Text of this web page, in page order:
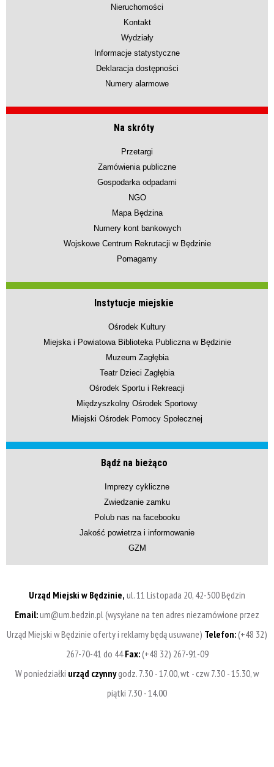
Nieruchomości
Kontakt
Wydziały
Informacje statystyczne
Deklaracja dostępności
Numery alarmowe
Na skróty
Przetargi
Zamówienia publiczne
Gospodarka odpadami
NGO
Mapa Będzina
Numery kont bankowych
Wojskowe Centrum Rekrutacji w Będzinie
Pomagamy
Instytucje miejskie
Ośrodek Kultury
Miejska i Powiatowa Biblioteka Publiczna w Będzinie
Muzeum Zagłębia
Teatr Dzieci Zagłębia
Ośrodek Sportu i Rekreacji
Międzyszkolny Ośrodek Sportowy
Miejski Ośrodek Pomocy Społecznej
Bądź na bieżąco
Imprezy cykliczne
Zwiedzanie zamku
Polub nas na facebooku
Jakość powietrza i informowanie
GZM
Urząd Miejski w Będzinie, ul. 11 Listopada 20, 42-500 Będzin
Email:um@um.bedzin.pl (wysyłane na ten adres niezamówione przez
Urząd Miejski w Będzinie oferty i reklamy będą usuwane) Telefon:(+48 32)
267-70-41 do 44Fax:(+48 32) 267-91-09
W poniedziałki urząd czynnygodz. 7.30 - 17.00, wt - czw 7.30 - 15.30, w
piątki 7.30 - 14.00